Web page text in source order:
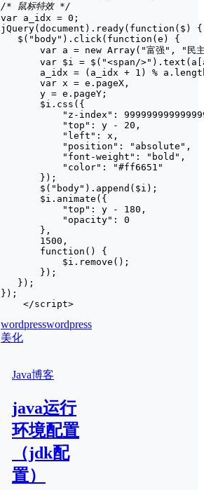
/* 鼠标特效 */
var a_idx = 0;
jQuery(document).ready(function($) {
$("body").click(function(e) {
var a = new Array("富强", "民主",
var $i = $("<span/
a_idx = (a_idx + 1) %
var x = e.pageX,
y = e.pageY;
$i.css({
"z-index":
"top": y - 20,
"left": x,
"position": "absolute",
"font-weight": "bold",
"color": "#ff6651"
});
$("body").append($i);
$i.animate({
"top": y - 180,
"opacity": 0
},
1500,
function() {
$i.remove();
});
});
});
</script>
wordpresswordpress
美化
Java博客
java运行
环境配置
（jdk配
置）